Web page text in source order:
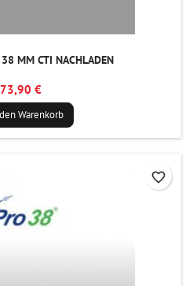
MM CTI NACHLADEN
€
Warenkorb
favorite_border